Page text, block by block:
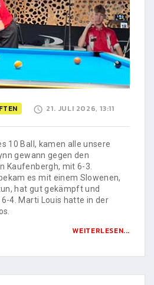
21. JULI 2026, 13:11
10 Ball, kamen alle unsere
gewann gegen den
Kaufenbergh, mit 6-3.
es mit einem Slowenen,
hat gut gekämpft und
4. Marti Louis hatte in der
WEITERLESEN...